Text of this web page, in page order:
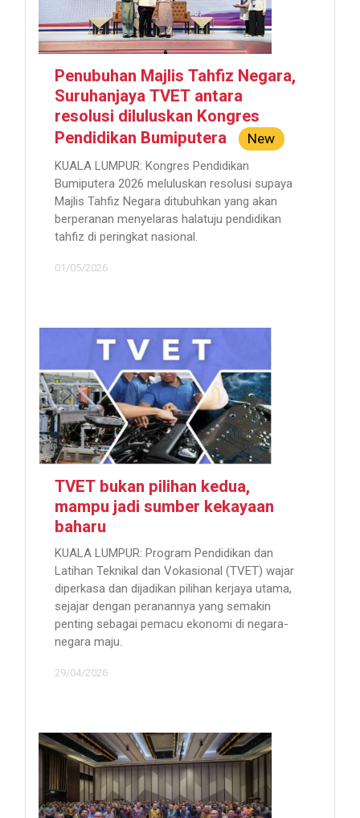
Penubuhan Majlis Tahfiz Negara,
Suruhanjaya TVET antara
resolusi diluluskan Kongres
Pendidikan Bumiputera
New
KUALA LUMPUR: Kongres Pendidikan
Bumiputera 2026 meluluskan resolusi supaya
Majlis Tahfiz Negara ditubuhkan yang akan
berperanan menyelaras halatuju pendidikan
tahfiz di peringkat nasional.
01/05/2026
TVET bukan pilihan kedua,
mampu jadi sumber kekayaan
baharu
KUALA LUMPUR: Program Pendidikan dan
Latihan Teknikal dan Vokasional (TVET) wajar
diperkasa dan dijadikan pilihan kerjaya utama,
sejajar dengan peranannya yang semakin
penting sebagai pemacu ekonomi di negara-
negara maju.
29/04/2026